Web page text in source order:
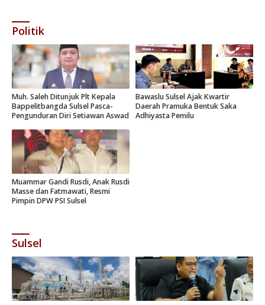
Politik
Muh. Saleh Ditunjuk Plt Kepala
Bappelitbangda Sulsel Pasca-
Pengunduran Diri Setiawan Aswad
Bawaslu Sulsel Ajak Kwartir
Daerah Pramuka Bentuk Saka
Adhiyasta Pemilu
Muammar Gandi Rusdi, Anak Rusdi
Masse dan Fatmawati, Resmi
Pimpin DPW PSI Sulsel
Sulsel